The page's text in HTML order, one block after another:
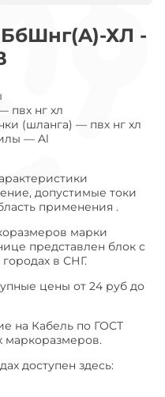
ХЛ -
пвх нг хл
(шланга) — пвх нг хл
— Al
допустимые токи
применения .
марки
представлен блок с
в СНГ.
цены от 24 руб до
на Кабель по ГОСТ
маркоразмеров.
доступен здесь: